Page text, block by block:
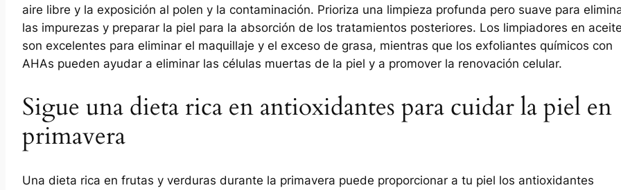
aire libre y la exposición al polen y la contaminación. Prioriza una limpieza profunda pero suave para
las impurezas y preparar la piel para la absorción de los tratamientos posteriores. Los limpiadores en
son excelentes para eliminar el maquillaje y el exceso de grasa, mientras que los exfoliantes químicos con
AHAs pueden ayudar a eliminar las células muertas de la piel y a promover la renovación celular.
Sigue una dieta rica en antioxidantes para cuidar la piel en
primavera
Una dieta rica en frutas y verduras durante la primavera puede proporcionar a tu piel los antioxidantes